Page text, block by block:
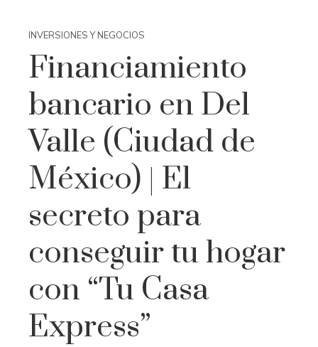
INVERSIONES Y NEGOCIOS
Financiamiento
bancario en Del
Valle (Ciudad de
México) | El
secreto para
conseguir tu hogar
con “Tu Casa
Express”